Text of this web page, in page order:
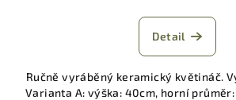
Detail
Ručně vyráběný keramický květináč.
Varianta A: výška: 40cm, horní